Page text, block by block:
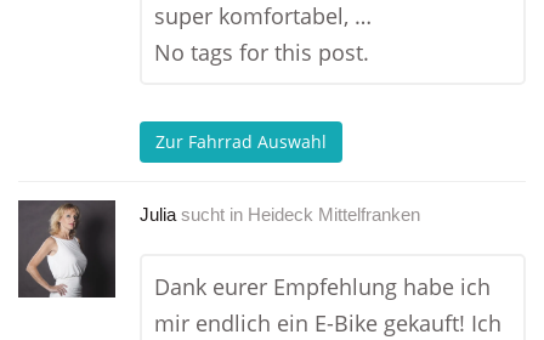
super komfortabel, …
No tags for this post.
Zur Fahrrad Auswahl
Julia sucht in Heideck Mittelfranken
Dank eurer Empfehlung habe ich
mir endlich ein E-Bike gekauft! Ich